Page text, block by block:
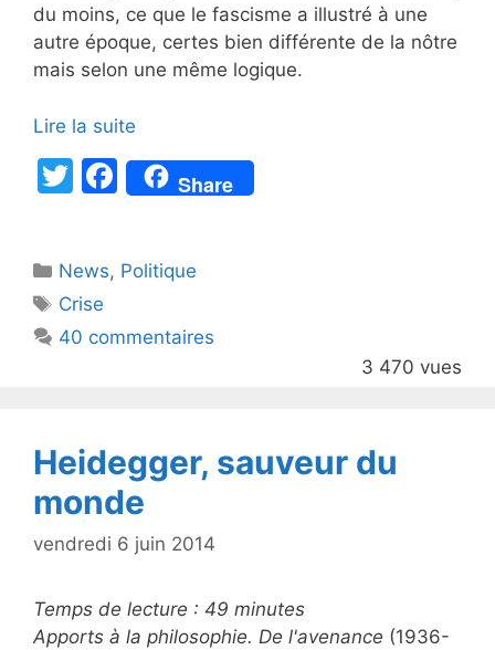
du moins, ce que le fascisme a illustré à une
autre époque, certes bien différente de la nôtre
mais selon une même logique.
Lire la suite
T
er
F
a
e
o
Share
Catégories
News, Politique
Étiquettes
Crise
40 commentaires
3 470 vues
Heidegger, sauveur du
monde
vendredi 6 juin 2014
Temps de lecture : 49 minutes
Apports à la philosophie. De l'avenance (1936-